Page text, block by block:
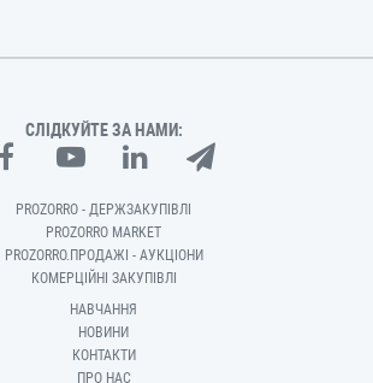
СЛІДКУЙТЕ ЗА НАМИ:
PROZORRO - ДЕРЖЗАКУПІВЛІ
PROZORRO MARKET
PROZORRO.ПРОДАЖІ - АУКЦІОНИ
КОМЕРЦІЙНІ ЗАКУПІВЛІ
НАВЧАННЯ
НОВИНИ
КОНТАКТИ
ПРО НАС